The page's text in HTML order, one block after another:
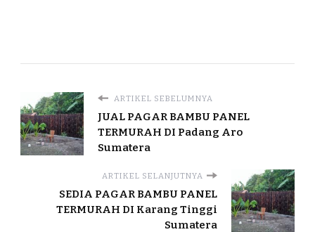
ARTIKEL SEBELUMNYA
JUAL PAGAR BAMBU PANEL
TERMURAH DI Padang Aro
Sumatera
ARTIKEL SELANJUTNYA
SEDIA PAGAR BAMBU PANEL
TERMURAH DI Karang Tinggi
Sumatera